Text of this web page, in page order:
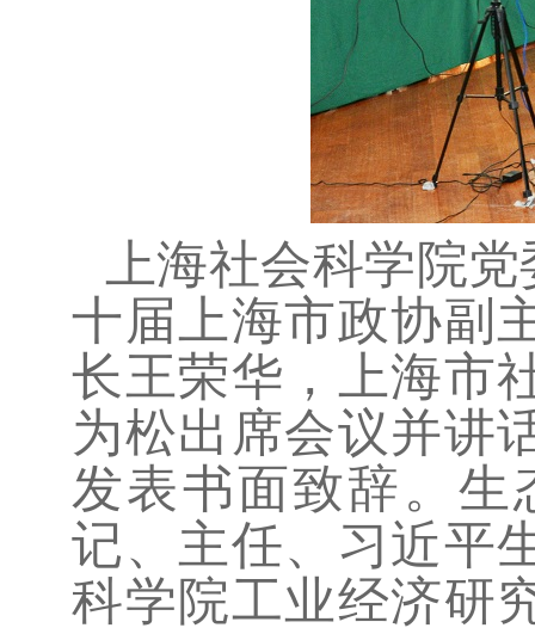
上海社会科学院
十届上海市政协副
长王荣华，上海市
为松出席会议并讲
发表书面致辞。生
记、主任、习近平
科学院工业经济研